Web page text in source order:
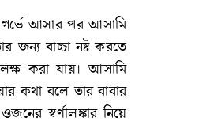
গর্ভে আসার পর আসামি
জন্য বাচ্চা নষ্ট করতে
করা যায়। আসামি
কথা বলে তার বাবার
স্বর্ণালঙ্কার নিয়ে